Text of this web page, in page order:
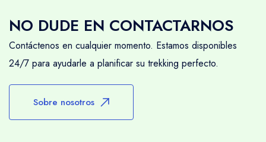
NO DUDE EN CONTACTARNOS
Contáctenos en cualquier momento. Estamos disponibles
24/7 para ayudarle a planificar su trekking perfecto.
Sobre nosotros